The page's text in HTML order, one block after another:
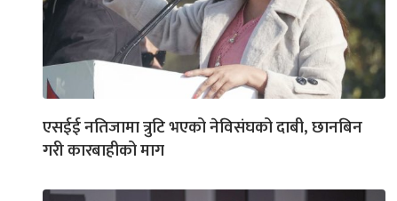
एसईई नतिजामा त्रुटि भएको नेविसंघको दाबी, छानबिन
गरी कारबाहीको माग